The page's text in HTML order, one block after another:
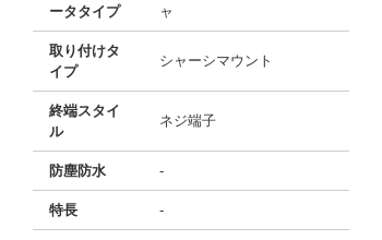
ータタイプ
ャ
取り付けタ
イプ
シャーシマウント
終端スタイ
ル
ネジ端子
防塵防水 -
特長 -